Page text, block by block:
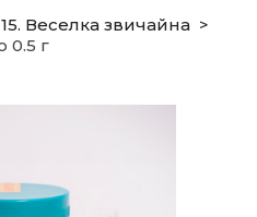
15. Веселка звичайна
0.5 г